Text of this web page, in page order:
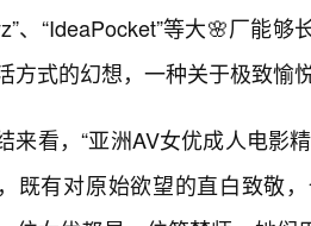
、“IdeaPocket”等大🌸厂能
方式的幻想，一种关于极致愉
来看，“亚洲AV女优成人电影
既有对原始欲望的直白致敬